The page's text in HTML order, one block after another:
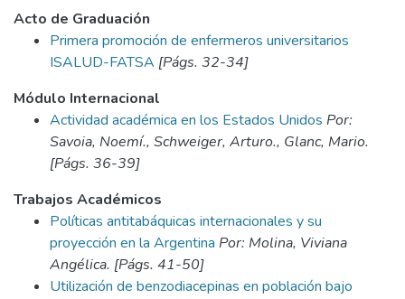
Acto de Graduación
Primera promoción de enfermeros universitarios
ISALUD-FATSA [Págs. 32-34]
Módulo Internacional
Actividad académica en los Estados Unidos Por:
Savoia, Noemí., Schweiger, Arturo., Glanc, Mario.
[Págs. 36-39]
Trabajos Académicos
Políticas antitabáquicas internacionales y su
proyección en la Argentina Por: Molina, Viviana
Angélica. [Págs. 41-50]
Utilización de benzodiacepinas en población bajo